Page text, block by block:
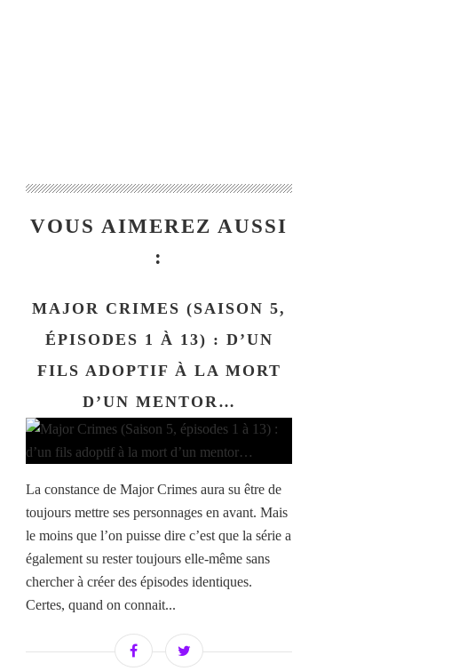
VOUS AIMEREZ AUSSI
:
MAJOR CRIMES (SAISON 5,
ÉPISODES 1 À 13) : D’UN
FILS ADOPTIF À LA MORT
D’UN MENTOR…
La constance de Major Crimes aura su être de
toujours mettre ses personnages en avant. Mais
le moins que l’on puisse dire c’est que la série a
également su rester toujours elle-même sans
chercher à créer des épisodes identiques.
Certes, quand on connait...